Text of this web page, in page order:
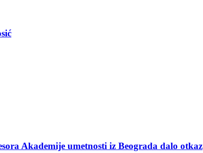
Akademije umetnosti iz Beograda dalo otkaz